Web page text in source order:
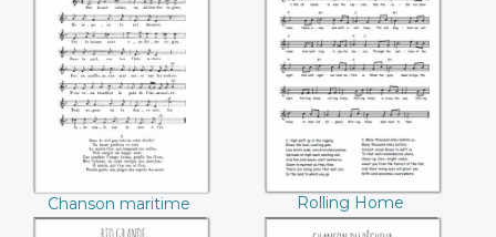
Chanson maritime
Chanson maritime
Rolling Home
Rolling Home